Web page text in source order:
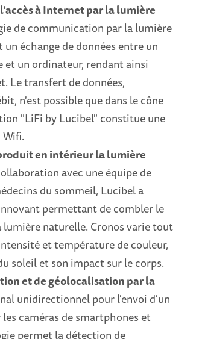
à Internet par la lumière
de communication par la lumière
échange de données entre un
un ordinateur, rendant ainsi
Le transfert de données,
n'est possible que dans le cône
"LiFi by Lucibel" constitue une
en intérieur la lumière
avec une équipe de
du sommeil, Lucibel a
permettant de combler le
naturelle. Cronos varie tout
et température de couleur,
soleil et son impact sur le corps.
et de géolocalisation par la
unidirectionnel pour l'envoi d'un
caméras de smartphones et
permet la détection de